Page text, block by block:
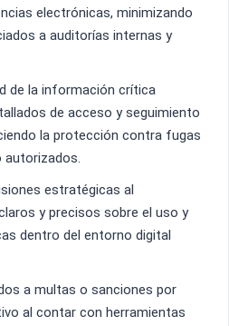
electrónicas, minimizando
a auditorías internas y
de la información crítica
de acceso y seguimiento
la protección contra fugas
autorizados.
estratégicas al
y precisos sobre el uso y
dentro del entorno digital
a multas o sanciones por
al contar con herramientas